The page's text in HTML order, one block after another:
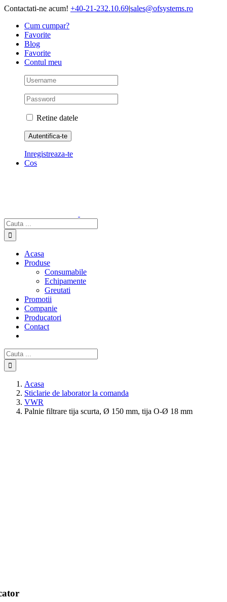
Skip
content
Contactati-ne acum! +40-21-232.10.69|sales@ofsystems.ro
Cum cumpar?
Favorite
Blog
Favorite
Contul meu
Retine datele
Inregistreaza-te
Cos
Cautare...
Acasa
Produse
Consumabile
Echipamente
Greutati
Promotii
Companie
Producatori
Contact
Cautare...
Acasa
Sticlarie de laborator la comanda
VWR
Palnie filtrare tija scurta, Ø 150 mm, tija O-Ø 18 mm